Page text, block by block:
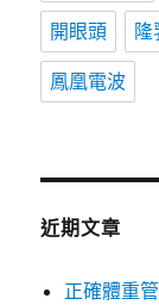
開眼頭 隆
鳳凰電波
近期文章
正確體重